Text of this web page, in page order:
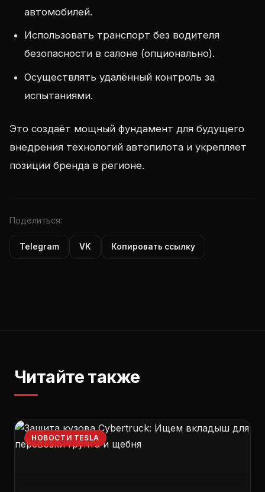
автомобилей.
Использовать транспорт без водителя
безопасности в салоне (опционально).
Осуществлять удалённый контроль за
испытаниями.
Это создаёт мощный фундамент для будущего
внедрения технологий автопилота и укрепляет
позиции бренда в регионе.
Поделиться:
Telegram VK Копировать ссылку
Читайте также
НОВОСТИ TESLA